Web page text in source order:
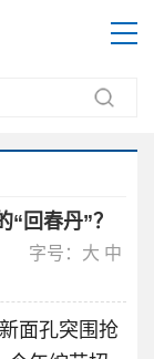
回春丹”？
字号： 大 中
面孔突围抢